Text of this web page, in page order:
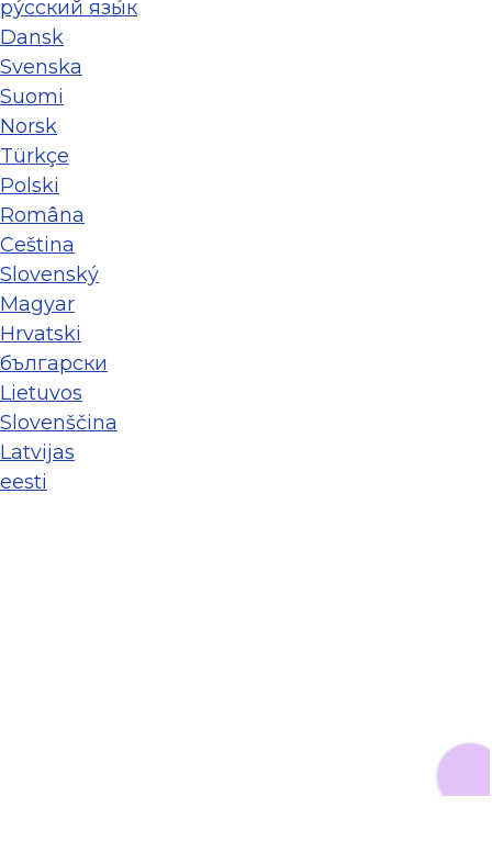
ру́сский язы́к
Dansk
Svenska
Suomi
Norsk
Türkçe
Polski
Româna
Ceština
Slovenský
Magyar
Hrvatski
български
Lietuvos
Slovenščina
Latvijas
eesti